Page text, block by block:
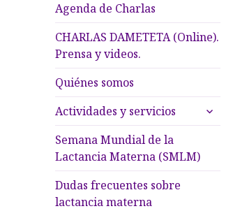
Agenda de Charlas
CHARLAS DAMETETA (Online).
Prensa y videos.
Quiénes somos
Actividades y servicios
expande
el
inferior
Semana Mundial de la
Lactancia Materna (SMLM)
Dudas frecuentes sobre
lactancia materna